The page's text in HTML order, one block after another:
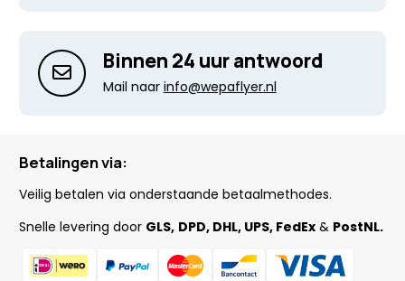
Binnen 24 uur antwoord
Mail naar info@wepaflyer.nl
Betalingen via:
Veilig betalen via onderstaande betaalmethodes.
Snelle levering door GLS, DPD, DHL, UPS, FedEx & PostNL.